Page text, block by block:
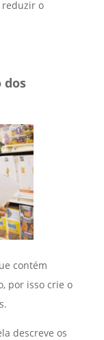
reduzir o
dos
contém
por isso crie o
descreve os